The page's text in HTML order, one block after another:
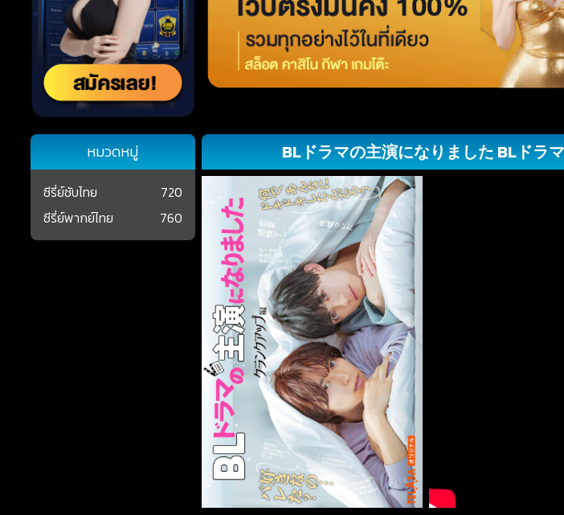
BLドラマの主演になりました BLドラ
หมวดหมู่
ซีรี่ย์ซับไทย
720
ซีรี่ย์พากย์ไทย
760